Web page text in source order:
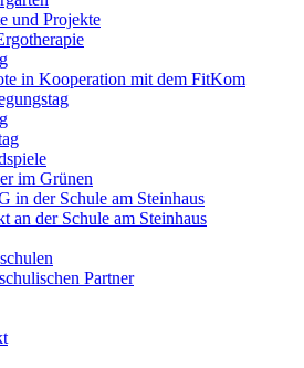
und Projekte
in Kooperation mit dem FitKom
im Grünen
in der Schule am Steinhaus
an der Schule am Steinhaus
Partner